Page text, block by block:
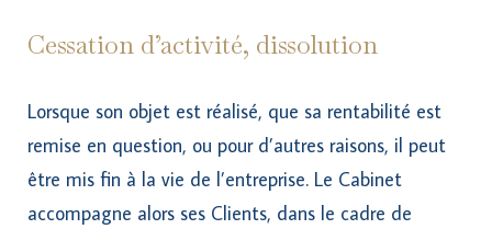
Cessation d’activité, dissolution
Lorsque son objet est réalisé, que sa rentabilité est
remise en question, ou pour d’autres raisons, il peut
être mis fin à la vie de l’entreprise. Le Cabinet
accompagne alors ses Clients, dans le cadre de